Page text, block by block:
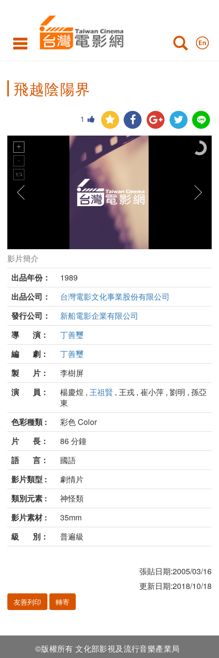
飛越陰陽界
1
飛越陰陽界劇照
影片簡介
出品年份：
1989
出品公司：
台灣電影文化事業股份有限公司
發行公司：
新船電影企業有限公司
導 演：
丁善璽
編 劇：
丁善璽
製 片：
李樹屏
演 員：
楊慶煌 , 王祖賢 , 王戎 , 崔小萍 , 劉明 , 孫亞
東
色彩種類 :
彩色 Color
片 長：
86 分鐘
語 言：
國語
影片類型 :
劇情片
類別元素 :
神怪類
影片素材 :
35mm
級 別：
普遍級
張貼日期:2005/03/16
更新日期:2018/10/18
友善列印 轉寄
©版權所有 文化部影視及流行音樂產業局